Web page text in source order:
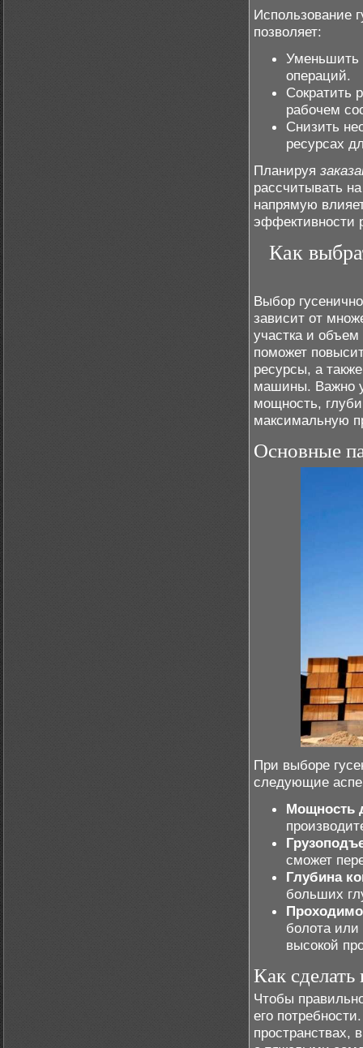
Использование
позволяет:
Уменьшить
операций.
Сократить
рабочем
Снизить
ресурсах
Планируя
рассчитывать
напрямую
эффективности
Как
Выбор
зависит от
участка и
поможет
ресурсы, а
машины. Важно
мощность,
максимальную
Основные
При выборе
следующие
Мощность
сможет
Глубина
больших
болота
высокой
Как
Чтобы
его
пространствах,